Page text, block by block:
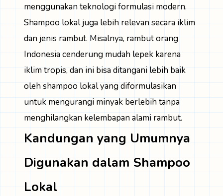
menggunakan teknologi formulasi modern.
Shampoo lokal juga lebih relevan secara iklim
dan jenis rambut. Misalnya, rambut orang
Indonesia cenderung mudah lepek karena
iklim tropis, dan ini bisa ditangani lebih baik
oleh shampoo lokal yang diformulasikan
untuk mengurangi minyak berlebih tanpa
menghilangkan kelembapan alami rambut.
Kandungan yang Umumnya
Digunakan dalam Shampoo
Lokal